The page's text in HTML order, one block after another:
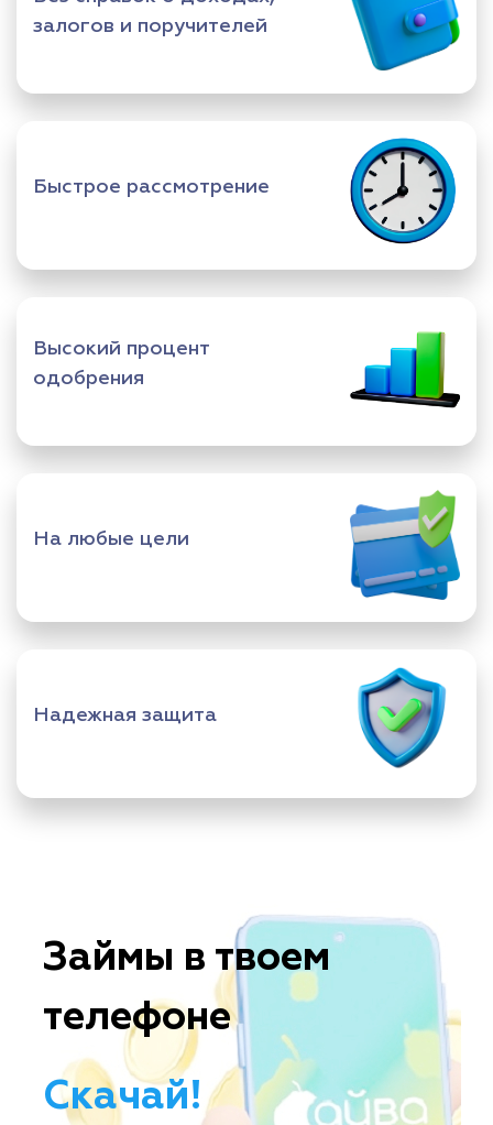
залогов и поручителей
Быстрое рассмотрение
Высокий процент
одобрения
На любые цели
Надежная защита
Займы в твоем
телефоне
Скачай!